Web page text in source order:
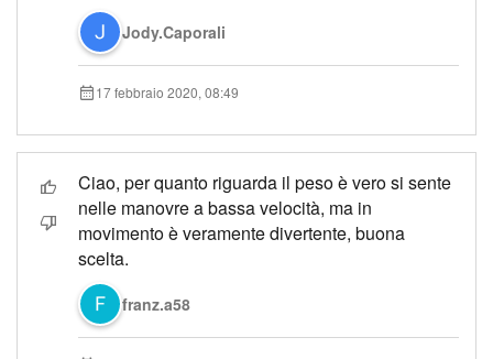
Jody.Caporali
17 febbraio 2020, 08:49
Ciao, per quanto riguarda il peso è vero si sente
nelle manovre a bassa velocità, ma in
movimento è veramente divertente, buona
scelta.
franz.a58